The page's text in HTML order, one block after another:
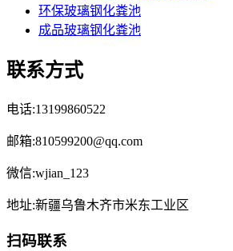
环保玻璃钢化粪池
成品玻璃钢化粪池
联系方式
电话:13199860522
邮箱:810599200@qq.com
微信:wjian_123
地址:新疆乌鲁木齐市米东工业区
扫码联系